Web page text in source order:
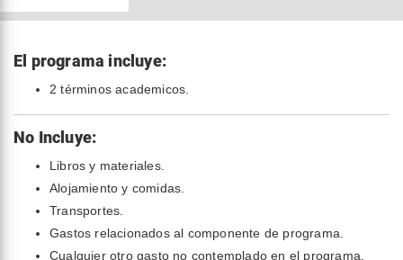
El programa incluye:
2 términos academicos.
No Incluye:
Libros y materiales.
Alojamiento y comidas.
Transportes.
Gastos relacionados al componente de programa.
Cualquier otro gasto no contemplado en el programa.